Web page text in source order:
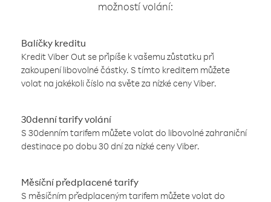
možností volání:
Balíčky kreditu
Kredit Viber Out se připíše k vašemu zůstatku při
zakoupení libovolné částky. S tímto kreditem můžete
volat na jakékoli číslo na světe za nízké ceny Viber.
30denní tarify volání
S 30denním tarifem můžete volat do libovolné zahraniční
destinace po dobu 30 dní za nízké ceny Viber.
Měsíční předplacené tarify
S měsíčním předplaceným tarifem můžete volat do